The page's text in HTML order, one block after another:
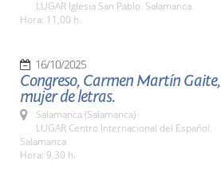
LUGAR Iglesia San Pablo. Salamanca.
Hora: 11,00 h.
16/10/2025
Congreso, Carmen Martín Gaite,
mujer de letras.
Salamanca (Salamanca)
LUGAR Centro Internacional del Español.
Salamanca
Hora: 9,30 h.